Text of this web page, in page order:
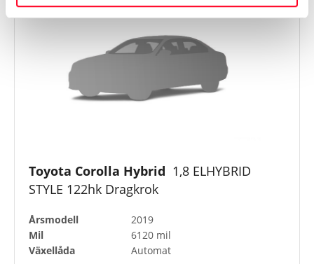
Toyota Corolla Hybrid 1,8 ELHYBRID
STYLE 122hk Dragkrok
Årsmodell
2019
Mil
6120 mil
Växellåda
Automat